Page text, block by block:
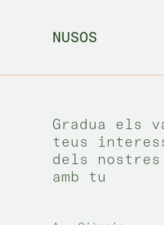
Nusos
NUSOS
Gradua els
teus
dels nostres
amb tu